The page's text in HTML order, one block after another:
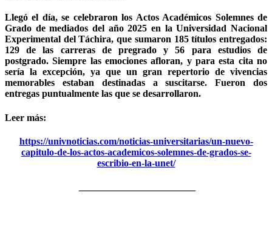
Llegó el día, se celebraron los Actos Académicos Solemnes de
Grado de mediados del año 2025 en la Universidad Nacional
Experimental del Táchira, que sumaron 185 títulos entregados:
129 de las carreras de pregrado y 56 para estudios de
postgrado. Siempre las emociones afloran, y para esta cita no
sería la excepción, ya que un gran repertorio de vivencias
memorables estaban destinadas a suscitarse. Fueron dos
entregas puntualmente las que se desarrollaron.
Leer más:
https://univnoticias.com/noticias-universitarias/un-nuevo-
capitulo-de-los-actos-academicos-solemnes-de-grados-se-
escribio-en-la-unet/